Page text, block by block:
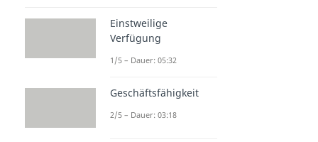
Einstweilige
Verfügung
1/5 – Dauer: 05:32
Geschäftsfähigkeit
2/5 – Dauer: 03:18